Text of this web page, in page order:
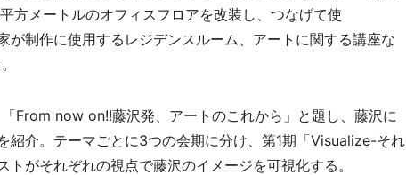
方メートルのオフィスフロアを改装し、つなげて使
が制作に使用するレジデンスルーム、アートに関する講座な
From now on!!藤沢発、アートのこれから」と題し、藤沢に
紹介。テーマごとに3つの会期に分け、第1期「Visualize-それ
がそれぞれの視点で藤沢のイメージを可視化する。